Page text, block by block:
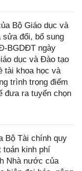
Bộ Giáo dục và
đổi, bổ sung
BGDĐT ngày
dục và Đào tạo
tài khoa học và
trình trọng điểm
đưa ra tuyển chọn
Bộ Tài chính quy
toán kinh phí
Nhà nước của